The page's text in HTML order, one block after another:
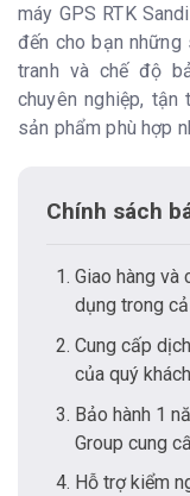
máy GPS RTK
đến cho bạn
tranh và chế độ
chuyên nghiệp,
sản phẩm phù hợp
Chính sách
Giao hàng và
dụng trong
Cung cấp
của quý
Bảo hành 1
Group cung
Hỗ trợ kiểm